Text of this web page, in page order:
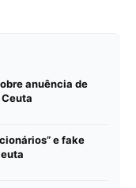
anuência de
e fake